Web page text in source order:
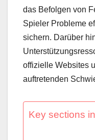
das Befolgen von
Spieler Probleme
sichern. Darüber
offizielle Websites
auftretenden
Key sections